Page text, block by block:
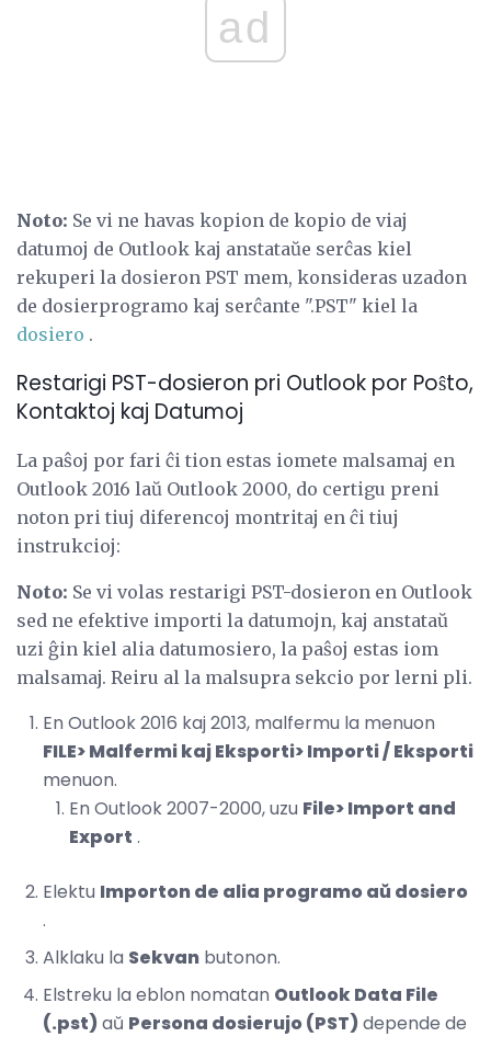
ad
Noto: Se vi ne havas kopion de kopio de viaj
datumoj de Outlook kaj anstataŭe serĉas kiel
rekuperi la dosieron PST mem, konsideras uzadon
de dosierprogramo kaj serĉante ".PST" kiel la
dosiero .
Restarigi PST-dosieron pri Outlook por Poŝto,
Kontaktoj kaj Datumoj
La paŝoj por fari ĉi tion estas iomete malsamaj en
Outlook 2016 laŭ Outlook 2000, do certigu preni
noton pri tiuj diferencoj montritaj en ĉi tiuj
instrukcioj:
Noto: Se vi volas restarigi PST-dosieron en Outlook
sed ne efektive importi la datumojn, kaj anstataŭ
uzi ĝin kiel alia datumosiero, la paŝoj estas iom
malsamaj. Reiru al la malsupra sekcio por lerni pli.
En Outlook 2016 kaj 2013, malfermu la menuon
FILE> Malfermi kaj Eksporti> Importi / Eksporti
menuon.
En Outlook 2007-2000, uzu File> Import and
Export .
Elektu Importon de alia programo aŭ dosiero
.
Alklaku la Sekvan butonon.
Elstreku la eblon nomatan Outlook Data File
(.pst)aŭ Persona dosierujo (PST)depende de